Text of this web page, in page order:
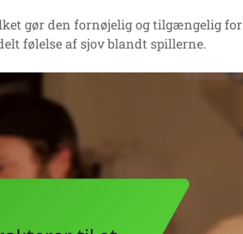
gør den fornøjelig og tilgængelig for
følelse af sjov blandt spillerne.